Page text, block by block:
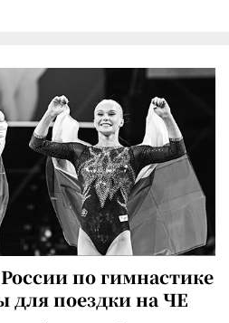
по гимнастике
для поездки на ЧЕ